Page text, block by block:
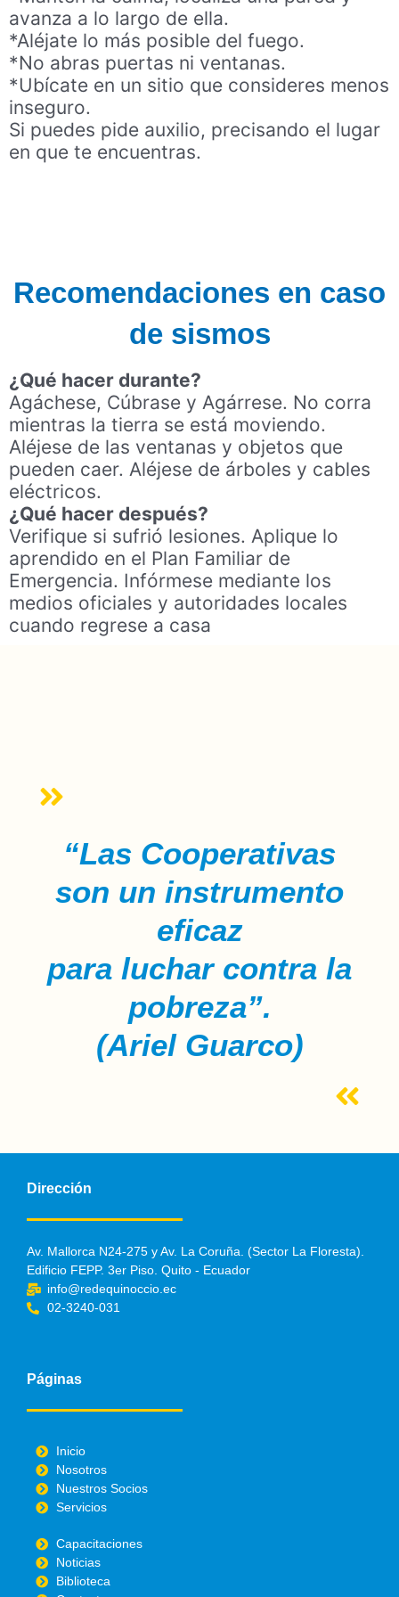
avanza a lo largo de ella.
*Aléjate lo más posible del fuego.
*No abras puertas ni ventanas.
*Ubícate en un sitio que consideres menos
inseguro.
Si puedes pide auxilio, precisando el lugar
en que te encuentras.
Recomendaciones en caso
de sismos
¿Qué hacer durante?
Agáchese, Cúbrase y Agárrese. No corra
mientras la tierra se está moviendo.
Aléjese de las ventanas y objetos que
pueden caer. Aléjese de árboles y cables
eléctricos.
¿Qué hacer después?
Verifique si sufrió lesiones. Aplique lo
aprendido en el Plan Familiar de
Emergencia. Infórmese mediante los
medios oficiales y autoridades locales
cuando regrese a casa
“Las Cooperativas
son un instrumento
eficaz
para luchar contra la
pobreza”.
(Ariel Guarco)
Dirección
Av. Mallorca N24-275 y Av. La Coruña. (Sector La Floresta).
Edificio FEPP. 3er Piso. Quito - Ecuador
info@redequinoccio.ec
02-3240-031
Páginas
Inicio
Nosotros
Nuestros Socios
Servicios
Capacitaciones
Noticias
Biblioteca